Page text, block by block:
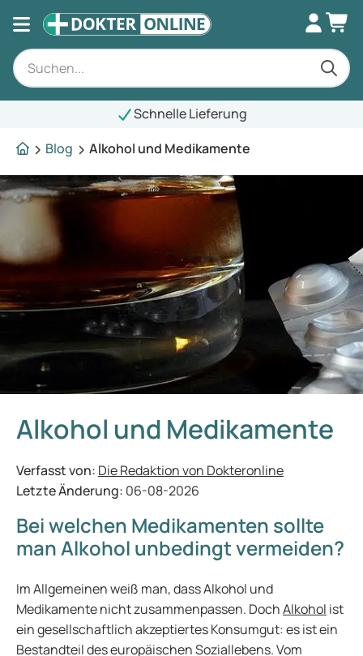
Schnelle Lieferung
Blog
Alkohol und Medikamente
Alkohol und Medikamente
Verfasst von: Die Redaktion von Dokteronline
Letzte Änderung: 06-08-2026
Bei welchen Medikamenten sollte
man Alkohol unbedingt vermeiden?
Im Allgemeinen weiß man, dass Alkohol und
Medikamente nicht zusammenpassen. DochAlkohol ist
ein gesellschaftlich akzeptiertes Konsumgut: es ist ein
Bestandteil des europäischen Soziallebens. Vom